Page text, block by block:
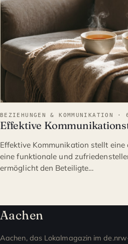
BEZIEHUNGEN & KOMMUNIKATION ·
Effektive
Effektive Kommunikation stellt
eine funktionale und
ermöglicht den Beteiligte…
Aachen
Aachen, das Lokalmagazin im